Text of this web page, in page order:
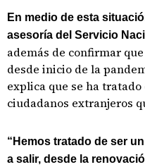
En medio de esta
asesoría del Servicio
además de confirmar
desde inicio de la
explica que se ha
ciudadanos extranjeros
“Hemos tratado de ser
a salir, desde la